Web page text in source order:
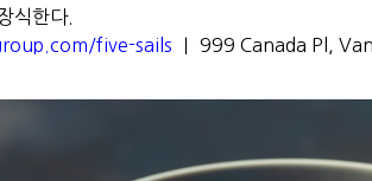
식한다.
five-sails
999 Canada Pl,